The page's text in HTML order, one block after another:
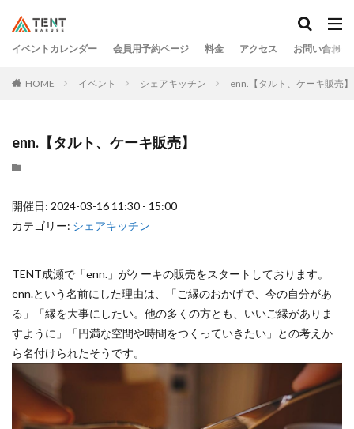
イベントカレンダー 会員用予約ページ 料金 アクセス お問い合わせ
HOME イベント シェアキッチン enn.【タルト、ケーキ販売】
enn.【タルト、ケーキ販売】
開催日: 2024-03-16 11:30 - 15:00
カテゴリー: シェアキッチン
TENT成瀬で「enn.」がケーキの販売をスタートしております。
enn.という名前にした理由は、「ご縁のおかげで、今の自分があ
る」「縁を大事にしたい。他の多くの方とも、いいご縁がありま
すように」「円満な空間や時間をつくっていきたい」との考えか
ら名付けられたそうです。